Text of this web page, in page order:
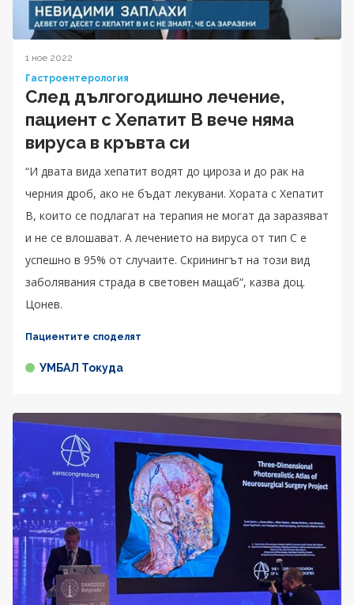
1 ное 2022
Гастроентерология
След дългогодишно лечение,
пациент с Хепатит B вече няма
вируса в кръвта си
“И двата вида хепатит водят до цироза и до рак на
черния дроб, ако не бъдат лекувани. Хората с Хепатит
B, които се подлагат на терапия не могат да заразяват
и не се влошават. А лечението на вируса от тип C е
успешно в 95% от случаите. Скринингът на този вид
заболявания страда в световен мащаб“, казва доц.
Цонев.
Пациентите споделят
УМБАЛ Токуда